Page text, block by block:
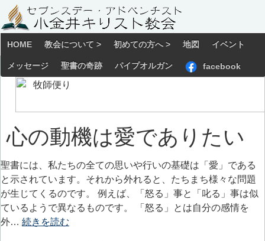
HOME 教会について > 初めての方へ > 地図 イベント
メッセージ 聖書の奇跡 パイプオルガン facebook
心の動機は愛でありたい
聖書には、私たちの全ての思いや行いの基礎は「愛」である
と示されています。それから外れると、たちまち様々な問題
が生じてくるのです。 例えば、「怒る」事と「叱る」事は似
ているようで異なるものです。 「怒る」とは自分の感情を
外… 続きを読む